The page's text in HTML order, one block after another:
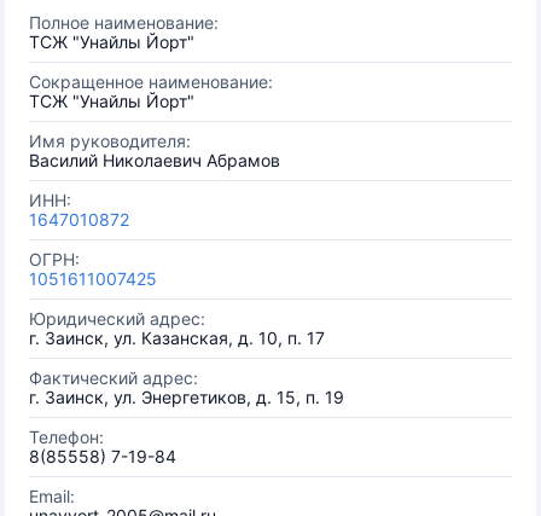
Полное наименование:
ТСЖ "Унайлы Йорт"
Сокращенное наименование:
ТСЖ "Унайлы Йорт"
Имя руководителя:
Василий Николаевич Абрамов
ИНН:
1647010872
ОГРН:
1051611007425
Юридический адрес:
г. Заинск, ул. Казанская, д. 10, п. 17
Фактический адрес:
г. Заинск, ул. Энергетиков, д. 15, п. 19
Телефон:
8(85558) 7-19-84
Email: